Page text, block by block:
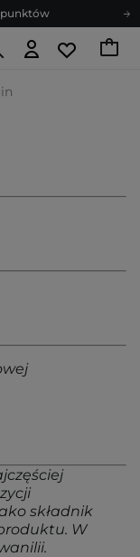
punktów
porad
do 24h.
składnik
W